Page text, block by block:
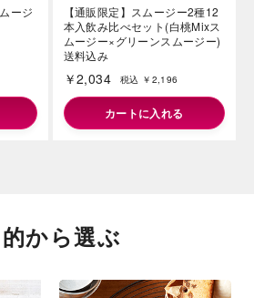
ージ
【通販限定】スムージー2種12
本入飲み比べセット(白桃Mixス
ムージー×グリーンスムージー)
送料込み
￥2,034 税込 ￥2,196
カートに入れる
的から選ぶ